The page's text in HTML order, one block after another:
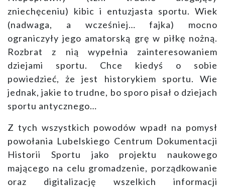
zniechęceniu) kibic i entuzjasta sportu. Wiek
(nadwaga, a wcześniej… fajka) mocno
ograniczyły jego amatorską grę w piłkę nożną.
Rozbrat z nią wypełnia zainteresowaniem
dziejami sportu. Chce kiedyś o sobie
powiedzieć, że jest historykiem sportu. Wie
jednak, jakie to trudne, bo sporo pisał o dziejach
sportu antycznego…
Z tych wszystkich powodów wpadł na pomysł
powołania Lubelskiego Centrum Dokumentacji
Historii Sportu jako projektu naukowego
mającego na celu gromadzenie, porządkowanie
oraz digitalizację wszelkich informacji